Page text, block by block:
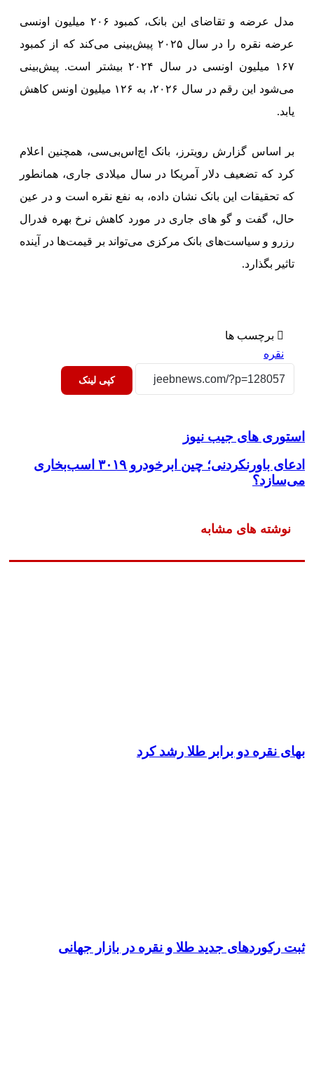
مدل عرضه و تقاضای این بانک، کمبود ۲۰۶ میلیون اونسی
عرضه نقره را در سال ۲۰۲۵ پیش‌بینی می‌کند که از کمبود
۱۶۷ میلیون اونسی در سال ۲۰۲۴ بیشتر است. پیش‌بینی
می‌شود این رقم در سال ۲۰۲۶، به ۱۲۶ میلیون اونس کاهش
یابد.
بر اساس گزارش رویترز، بانک اچ‌اس‌بی‌سی، همچنین اعلام
کرد که تضعیف دلار آمریکا در سال میلادی جاری، همانطور
که تحقیقات این بانک نشان داده، به نفع نقره است و در عین
حال، گفت و گو های جاری در مورد کاهش نرخ بهره فدرال
رزرو و سیاست‌های بانک مرکزی می‌تواند بر قیمت‌ها در آینده
تاثیر بگذارد.
برچسب ها
نقره
کپی لینک
استوری های جیب نیوز
ادعای باورنکردنی؛ چین ابرخودرو ۳۰۱۹ اسب‌بخاری
می‌سازد؟
نوشته های مشابه
بهای نقره دو برابر طلا رشد کرد
ثبت رکوردهای جدید طلا و نقره در بازار جهانی